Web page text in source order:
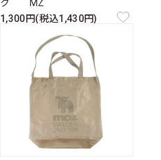
ク MZ
1,300円(税込1,430円)